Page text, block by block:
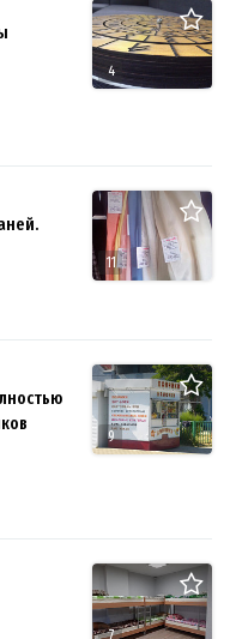
4
11
9
7